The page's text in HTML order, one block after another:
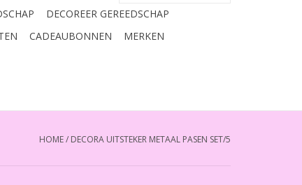
DECOREER GEREEDSCHAP
CADEAUBONNEN MERKEN
HOME/ DECORA UITSTEKER METAAL PASEN SET/5